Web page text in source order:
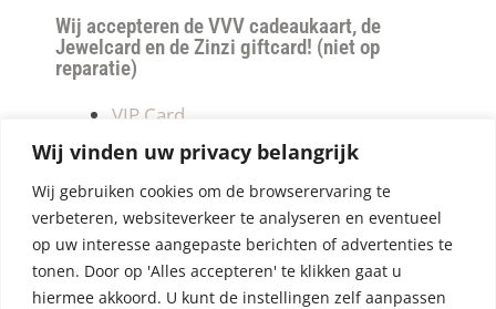
Wij vinden uw privacy belangrijk
Wij gebruiken cookies om de browserervaring te
verbeteren, websiteverkeer te analyseren en eventueel
op uw interesse aangepaste berichten of advertenties te
tonen. Door op 'Alles accepteren' te klikken gaat u
hiermee akkoord. U kunt de instellingen zelf aanpassen
Wij accepteren de VVV cadeaukaart, de
Jewelcard en de Zinzi giftcard! (niet op
reparatie)
VIP Card
Retourneren
Betalen & verzendkosten
Privacy Policy
Algemene Voorwaarden